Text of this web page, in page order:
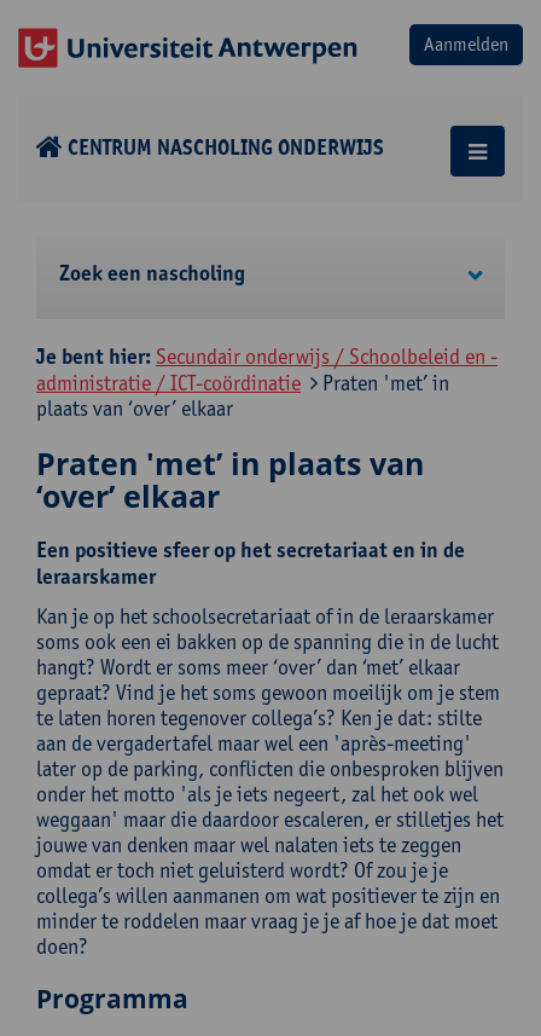
CENTRUM NASCHOLING ONDERWIJS
Zoek een nascholing
Je bent hier: Secundair onderwijs / Schoolbeleid en -
administratie / ICT-coördinatie
Praten 'met’ in
plaats van ‘over’ elkaar
Praten 'met’ in plaats van
‘over’ elkaar
Een positieve sfeer op het secretariaat en in de
leraarskamer
Kan je op het schoolsecretariaat of in de leraarskamer
soms ook een ei bakken op de spanning die in de lucht
hangt? Wordt er soms meer ‘over’ dan ‘met’ elkaar
gepraat? Vind je het soms gewoon moeilijk om je stem
te laten horen tegenover collega’s? Ken je dat: stilte
aan de vergadertafel maar wel een 'après-meeting'
later op de parking, conflicten die onbesproken blijven
onder het motto 'als je iets negeert, zal het ook wel
weggaan' maar die daardoor escaleren, er stilletjes het
jouwe van denken maar wel nalaten iets te zeggen
omdat er toch niet geluisterd wordt? Of zou je je
collega’s willen aanmanen om wat positiever te zijn en
minder te roddelen maar vraag je je af hoe je dat moet
doen?
Programma